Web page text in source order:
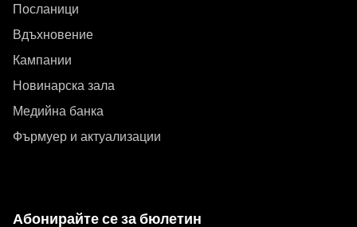
Посланици
Вдъхновение
Кампании
Новинарска зала
Медийна банка
Фърмуер и актуализации
Абонирайте се за бюлетин